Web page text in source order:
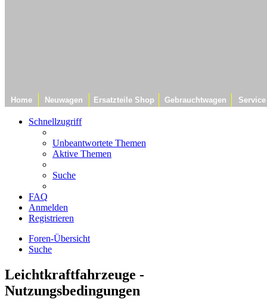
Home Neuwagen Ersatzteile Shop Gebrauchtwagen Service
Schnellzugriff
Unbeantwortete Themen
Aktive Themen
Suche
FAQ
Anmelden
Registrieren
Foren-Übersicht
Suche
Leichtkraftfahrzeuge -
Nutzungsbedingungen